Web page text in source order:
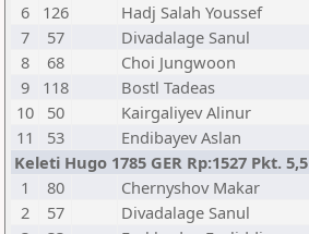
6
126 Hadj Salah Youssef
7
57 Divadalage Sanul
8
68 Choi Jungwoon
9
118 Bostl Tadeas
10
50 Kairgaliyev Alinur
11
53 Endibayev Aslan
Keleti Hugo 1785 GER Rp:1527 Pkt. 5,5
1
80 Chernyshov Makar
2
57 Divadalage Sanul